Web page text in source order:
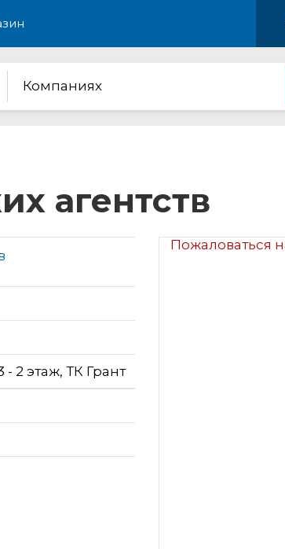
Компаниях
агентств
Пожаловаться
2 этаж, ТК Грант